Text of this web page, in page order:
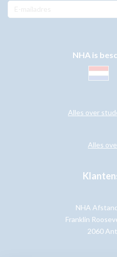
NHA is
Alles over
Alles
NHA
Franklin
2060